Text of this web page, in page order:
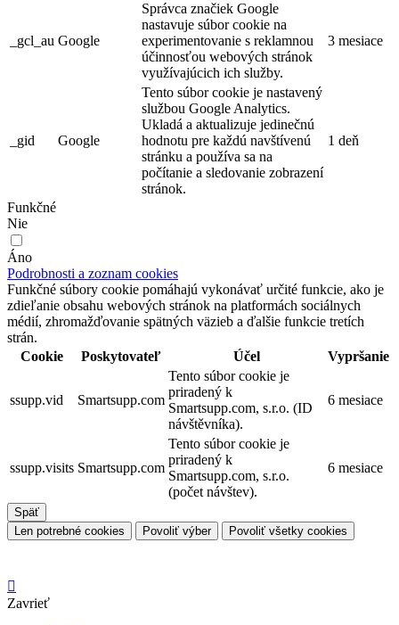
_gcl_au Google
Správca značiek Google
nastavuje súbor cookie na
experimentovanie s reklamnou
účinnosťou webových stránok
využívajúcich ich služby.
3 mesiace
_gid Google
Tento súbor cookie je nastavený
službou Google Analytics.
Ukladá a aktualizuje jedinečnú
hodnotu pre každú navštívenú
stránku a používa sa na
počítanie a sledovanie zobrazení
stránok.
1 deň
Funkčné
Nie
Áno
Podrobnosti a zoznam cookies
Funkčné súbory cookie pomáhajú vykonávať určité funkcie, ako je
zdieľanie obsahu webových stránok na platformách sociálnych
médií, zhromažďovanie spätných väzieb a ďalšie funkcie tretích
strán.
Cookie
Poskytovateľ Účel Vypršanie
ssupp.vid Smartsupp.com
Tento súbor cookie je
priradený k
Smartsupp.com, s.r.o. (ID
návštěvníka).
6 mesiace
ssupp.visits Smartsupp.com
Tento súbor cookie je
priradený k
Smartsupp.com, s.r.o.
(počet návštev).
6 mesiace
Späť
Len potrebné cookies
Povoliť výber Povoliť všetky cookies

Zavrieť